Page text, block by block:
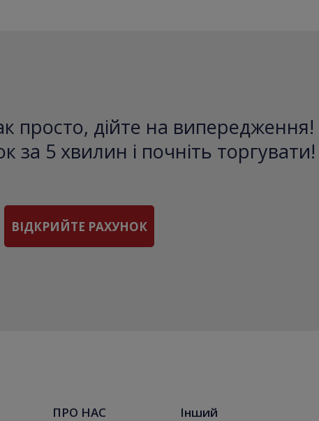
просто, дійте на випередження!
за 5 хвилин і почніть торгувати!
ВІДКРИЙТЕ РАХУНОК
ПРО НАС Інший